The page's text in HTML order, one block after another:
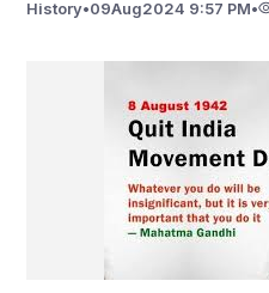
History•09Aug2024 9:57 PM•